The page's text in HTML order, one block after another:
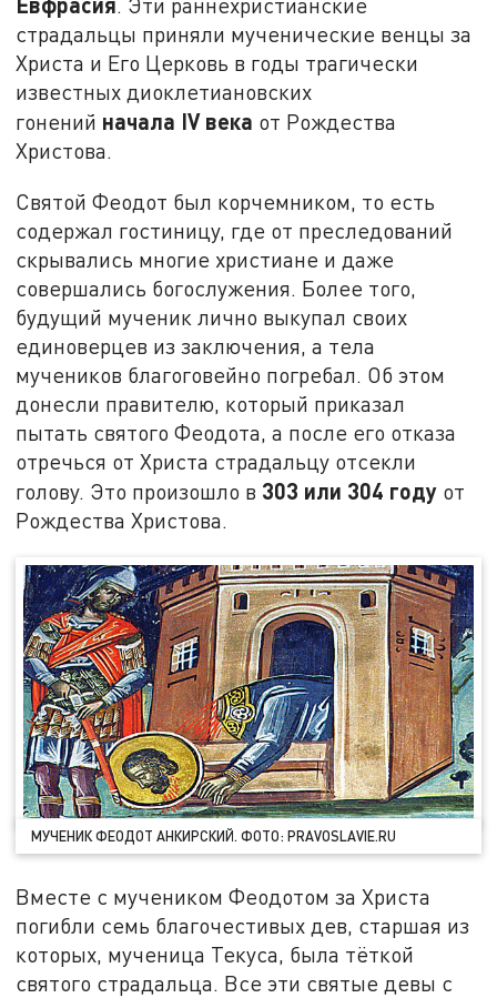
. Эти раннехристианские
страдальцы приняли мученические венцы за
Христа и Его Церковь в годы трагически
известных диоклетиановских
гонений начала IVвека от Рождества
Христова.
Святой Феодот был корчемником, то есть
содержал гостиницу, где от преследований
скрывались многие христиане и даже
совершались богослужения. Более того,
будущий мученик лично выкупал своих
единоверцев из заключения, а тела
мучеников благоговейно погребал. Об этом
донесли правителю, который приказал
пытать святого Феодота, а после его отказа
отречься от Христа страдальцу отсекли
голову. Это произошло в 303 или 304 году от
Рождества Христова.
МУЧЕНИК ФЕОДОТ АНКИРСКИЙ. ФОТО: PRAVOSLAVIE.RU
Вместе с мучеником Феодотом за Христа
погибли семь благочестивых дев, старшая из
которых, мученица Текуса, была тёткой
святого страдальца. Все эти святые девы с